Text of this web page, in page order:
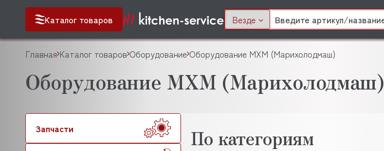
Каталог товаров Везде
Главная Каталог товаров Оборудование Оборудование МХМ (Марихолодмаш)
Оборудование МХМ (Марихолодмаш)
Запчасти По категориям